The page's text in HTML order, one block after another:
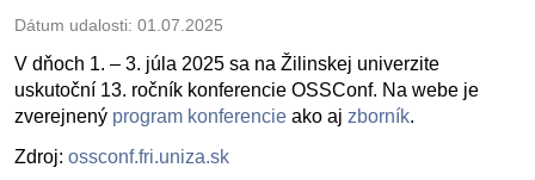
Dátum udalosti: 01.07.2025
V dňoch 1. – 3. júla 2025 sa na Žilinskej univerzite
uskutoční 13. ročník konferencie OSSConf. Na webe je
zverejnený program konferencie ako aj zborník.
Zdroj: ossconf.fri.uniza.sk